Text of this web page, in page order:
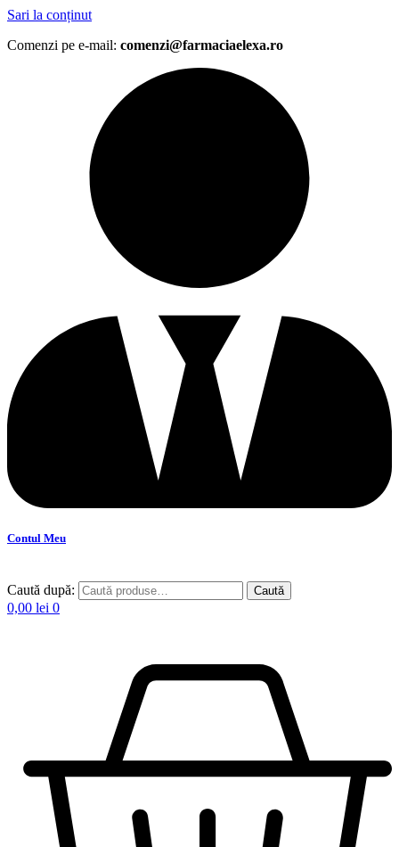
Sari la conținut
Comenzi pe e-mail: comenzi@farmaciaelexa.ro
Contul Meu
Caută după: Caută
0,00 lei 0